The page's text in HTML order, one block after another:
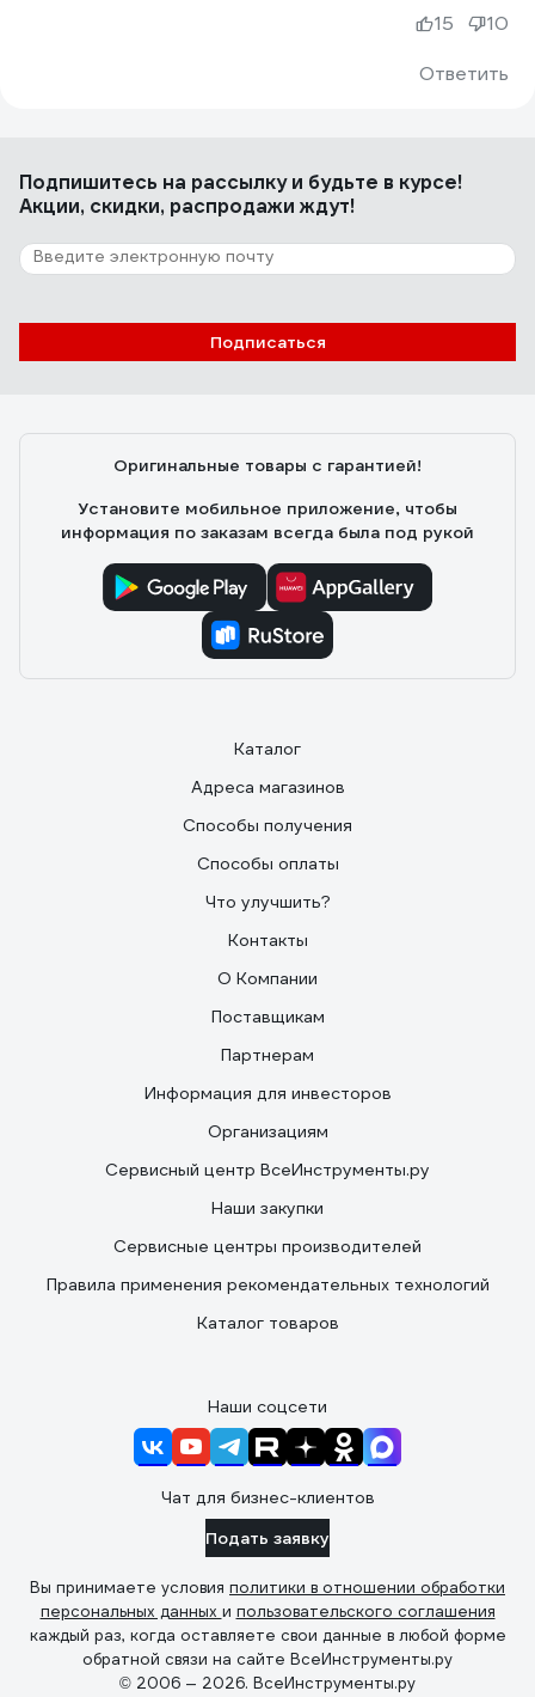
Ответить
15 10
Подпишитесь на рассылкуи будьте в курсе!
Акции, скидки, распродажи ждут!
Подписаться
Оригинальные товары с гарантией!
Установите мобильное приложение, чтобы
информация по заказам всегда была под рукой
Каталог
Адреса магазинов
Способы получения
Способы оплаты
Что улучшить?
Контакты
О Компании
Поставщикам
Партнерам
Информация для инвесторов
Организациям
Сервисный центр ВсеИнструменты.ру
Наши закупки
Сервисные центры производителей
Правила применения рекомендательных технологий
Каталог товаров
Наши соцсети
Чат для бизнес-клиентов
Подать заявку
Вы принимаете условия политики в отношении обработки
персональных данных и пользовательского соглашения
каждый раз, когда оставляете свои данные в любой форме
обратной связи на сайте ВсеИнструменты.ру
© 2006 — 2026. ВсеИнструменты.ру